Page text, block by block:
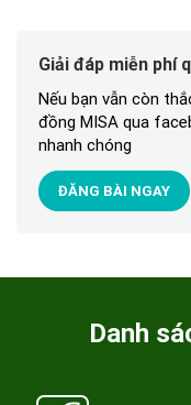
Giải đáp miễn phí
Nếu bạn vẫn còn
đồng MISA qua
nhanh chóng
ĐĂNG BÀI NGAY
Danh